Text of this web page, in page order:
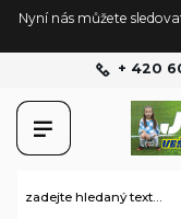
Nyní nás můžete
+ 420